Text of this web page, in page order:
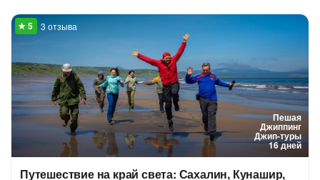
Пешая
Джиппинг
Джип-туры
16 дней
3 отзыва
Путешествие на край света: Сахалин, Кунашир,